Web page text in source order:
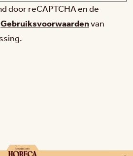
door reCAPTCHA en de
Gebruiksvoorwaardenvan